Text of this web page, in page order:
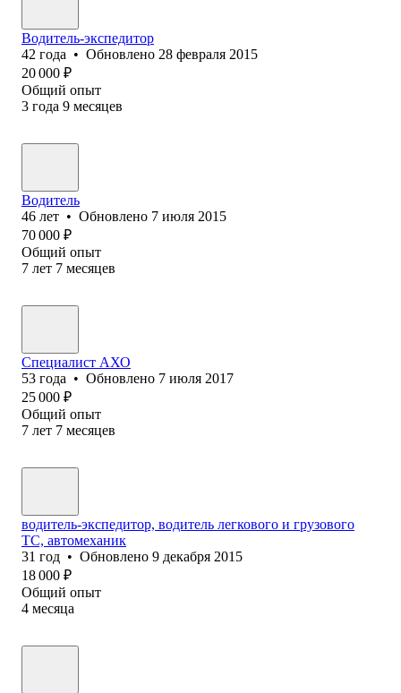
Водитель-экспедитор
42 года • Обновлено 28 февраля 2015
20 000 ₽
Общий опыт
3 года 9 месяцев
Водитель
46 лет • Обновлено 7 июля 2015
70 000 ₽
Общий опыт
7 лет 7 месяцев
Специалист АХО
53 года • Обновлено 7 июля 2017
25 000 ₽
Общий опыт
7 лет 7 месяцев
водитель-экспедитор, водитель легкового и грузового
ТС, автомеханик
31 год • Обновлено 9 декабря 2015
18 000 ₽
Общий опыт
4 месяца